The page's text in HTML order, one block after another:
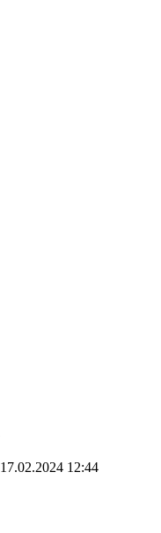
17.02.2024 12:44